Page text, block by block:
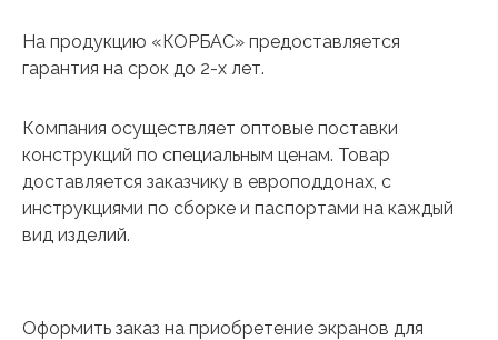
На продукцию «КОРБАС» предоставляется
гарантия на срок до 2-х лет.
Компания осуществляет оптовые поставки
конструкций по специальным ценам. Товар
доставляется заказчику в европоддонах, с
инструкциями по сборке и паспортами на каждый
вид изделий.
Оформить заказ на приобретение экранов для